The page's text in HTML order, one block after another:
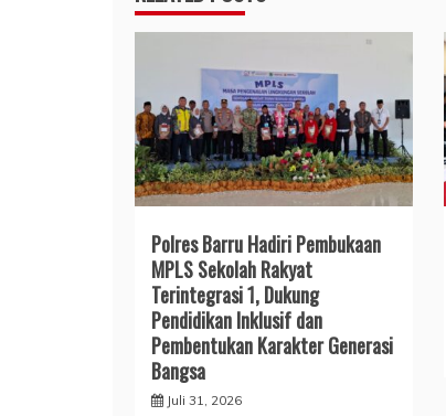
Polres Barru Hadiri Pembukaan
MPLS Sekolah Rakyat
Terintegrasi 1, Dukung
Pendidikan Inklusif dan
Pembentukan Karakter Generasi
Bangsa
Juli 31, 2026